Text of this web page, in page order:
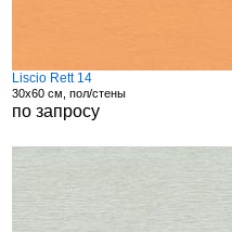
Liscio Rett 14
30x60 см, пол/стены
по запросу